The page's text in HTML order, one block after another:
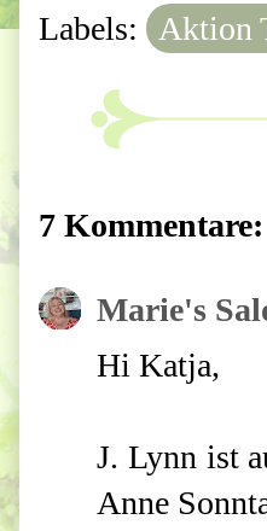
Labels: Aktion
7 Kommentare:
Marie's
Hi Katja,
J. Lynn ist
Anne